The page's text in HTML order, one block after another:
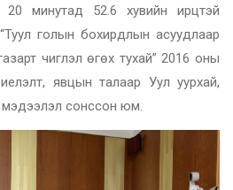
минутад 52.6 хувийн ирцтэй
голын бохирдлын асуудлаар
чиглэл өгөх тухай” 2016 оны
явцын талаар Уул уурхай,
сонссон юм.